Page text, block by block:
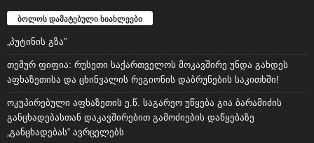
ბოლოს დამატებული სიახლეები
„პუტინის გზა”
თემურ ფიფია: რუსეთი საქართველოს მოკავშირე უნდა გახდეს
აფხაზეთისა და ცხინვალის რეგიონის დაბრუნების საკითხში!
ოკუპირებული აფხაზეთის ე.წ. საგარეო უწყება გია ბარამიძის
განცხადებასთან დაკავშირებით გამოძიების დაწყებაზე
„განცხადებას“ ავრცელებს